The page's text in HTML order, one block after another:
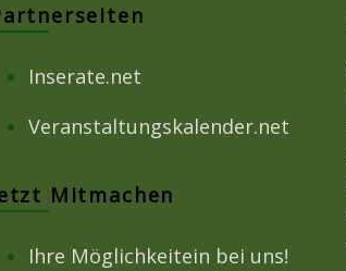
Inserate.net
Veranstaltungskalender.net
Mitmachen
Ihre Möglichkeitein bei uns!